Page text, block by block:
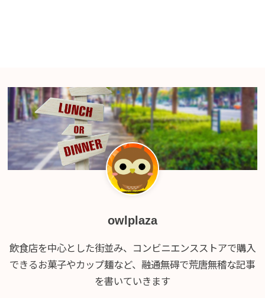
owlplaza
飲食店を中心とした街並み、コンビニエンスストアで購入
できるお菓子やカップ麺など、融通無碍で荒唐無稽な記事
を書いていきます